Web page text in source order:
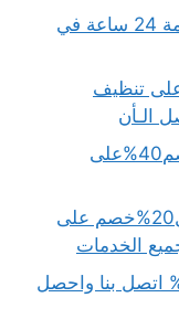
كشف تسربات المياه لبن الرياض خدمة 24 ساعة في
على تنظيف
الـأن
شركة تنظيف بضرما..احصل على خصم40%على
شركة تنظيف مطاعم بالرياض..احصل20%خصم على
بلاط النسيم جلي احترافي 100% اتصل بنا واحصل